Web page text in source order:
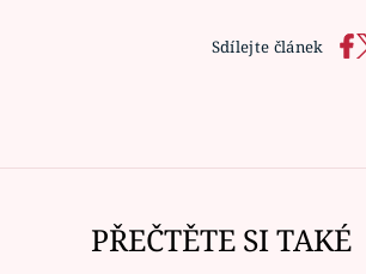
Sdílejte článek
PŘEČTĚTE SI TAKÉ